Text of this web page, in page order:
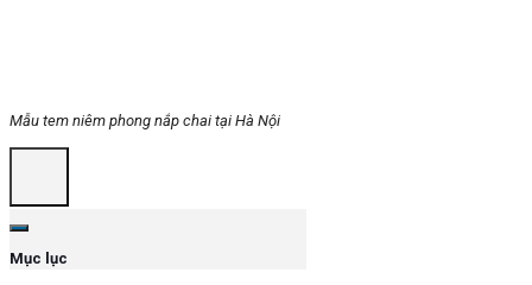
Mẫu tem niêm phong nắp chai tại Hà Nội
Mục lục